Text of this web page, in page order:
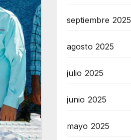
septiembre 2025
agosto 2025
julio 2025
junio 2025
mayo 2025